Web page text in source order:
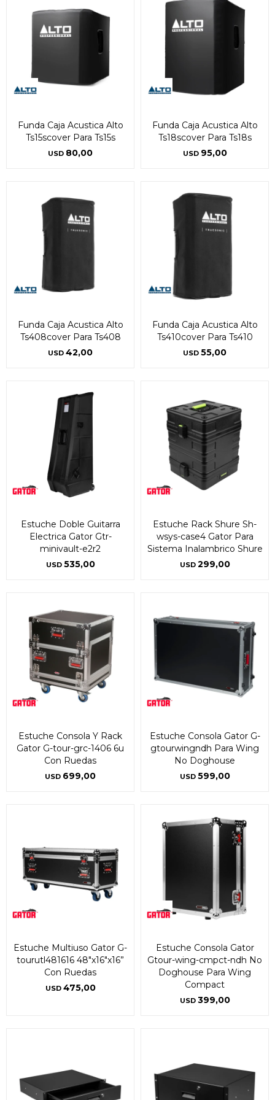
Funda Caja Acustica Alto
Ts15scover Para Ts15s
USD 80,00
Funda Caja Acustica Alto
Ts18scover Para Ts18s
USD 95,00
Funda Caja Acustica Alto
Ts408cover Para Ts408
USD 42,00
Funda Caja Acustica Alto
Ts410cover Para Ts410
USD 55,00
Estuche Doble Guitarra
Electrica Gator Gtr-
minivault-e2r2
USD 535,00
Estuche Rack Shure Sh-
wsys-case4 Gator Para
Sistema Inalambrico Shure
USD 299,00
Estuche Consola Y Rack
Gator G-tour-grc-1406 6u
Con Ruedas
USD 699,00
Estuche Consola Gator G-
gtourwingndh Para Wing
No Doghouse
USD 599,00
Estuche Multiuso Gator G-
tourutl481616 48″x16″x16”
Con Ruedas
USD 475,00
Estuche Consola Gator
Gtour-wing-cmpct-ndh No
Doghouse Para Wing
Compact
USD 399,00
¡Sumate a la forma más ágil de
comprar!
¡Sumate a la forma más ágil de
comprar!